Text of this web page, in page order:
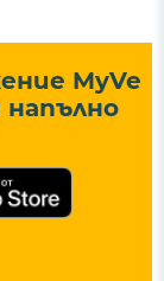
MyVe
напълно